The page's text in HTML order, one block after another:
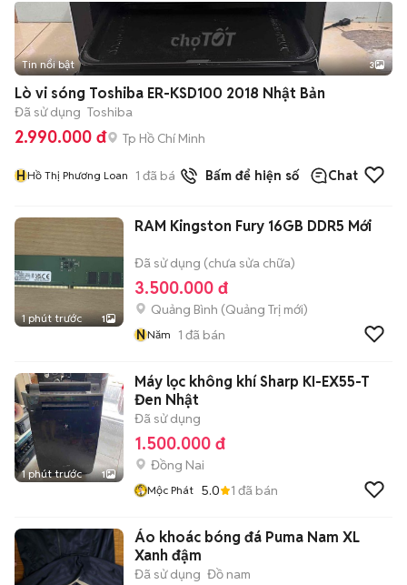
Tin nổi bật 3
Lò vi sóng Toshiba ER-KSD100 2018 Nhật Bản
Đã sử dụng Toshiba
2.990.000 đ Tp Hồ Chí Minh
HHồ Thị Phương Loan 1 đã bán Bấm để hiện số Chat
1 phút trước 1
RAM Kingston Fury 16GB DDR5 Mới
Đã sử dụng (chưa sửa chữa)
3.500.000 đ
Quảng Bình (Quảng Trị mới)
NNăm 1 đã bán
1 phút trước 1
Máy lọc không khí Sharp KI-EX55-T
Đen Nhật
Đã sử dụng
1.500.000 đ
Đồng Nai
Mộc Phát 5.0 1 đã bán
Áo khoác bóng đá Puma Nam XL
Xanh đậm
Đã sử dụng Đồ nam